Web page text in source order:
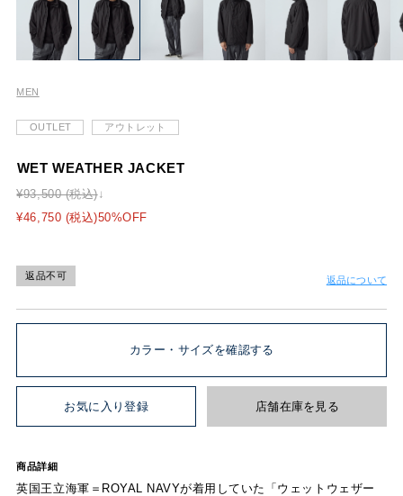
MEN
OUTLET アウトレット
WET WEATHER JACKET
¥93,500 (税込)
¥46,750 (税込)50%OFF
返品不可 返品について
カラー・サイズを確認する
お気に入り登録 店舗在庫を見る
商品詳細
英国王立海軍＝ROYAL NAVYが着用していた「ウェットウェザー